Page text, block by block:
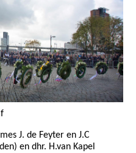
J. de Feyter en J.C
en dhr. H.van Kapel